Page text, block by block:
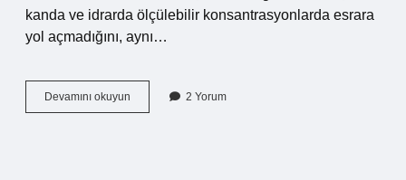
kanda ve idrarda ölçülebilir konsantrasyonlarda esrara
yol açmadığını, aynı…
Devamını okuyun
Dal
2 Yorum